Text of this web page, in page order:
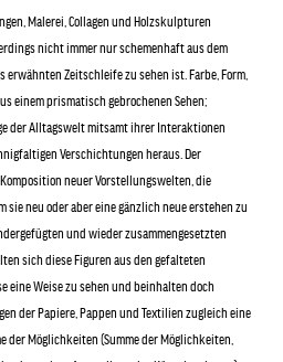
Malerei, Collagen und Holzskulpturen
nicht immer nur schemenhaft aus dem
Zeitschleife zu sehen ist. Farbe, Form,
einem prismatisch gebrochenen Sehen;
der Alltagswelt mitsamt ihrer Interaktionen
Verschichtungen heraus. Der
neuer Vorstellungswelten, die
neu oder aber eine gänzlich neue erstehen zu
und wieder zusammengesetzten
sich diese Figuren aus den gefalteten
eine Weise zu sehen und beinhalten doch
der Papiere, Pappen und Textilien zugleich eine
der Möglichkeiten (Summe der Möglichkeiten,